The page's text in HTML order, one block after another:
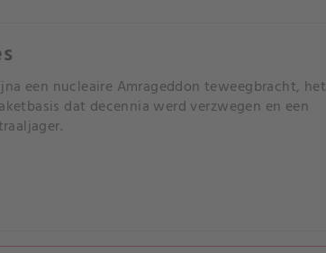
een nucleaire Amrageddon teweegbracht, het
dat decennia werd verzwegen en een